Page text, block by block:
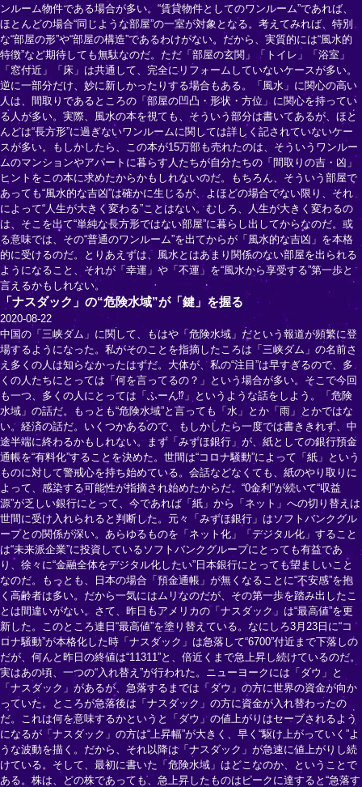
ンルーム物件である場合が多い。“賃貸物件としてのワンルーム”であれば、
ほとんどの場合“同じような部屋”の一室が対象となる。考えてみれば、特別
な“部屋の形”や“部屋の構造”であるわけがない。だから、実質的には“風水的
特徴”など期待しても無駄なのだ。ただ「部屋の玄関」「トイレ」「浴室」
「窓付近」「床」は共通して、完全にリフォームしていないケースが多い。
逆に一部分だけ、妙に新しかったりする場合もある。「風水」に関心の高い
人は、間取りであるところの「部屋の凹凸・形状・方位」に関心を持ってい
る人が多い。実際、風水の本を視ても、そういう部分は書いてあるが、ほと
んどは“長方形”に過ぎないワンルームに関しては詳しく記されていないケー
スが多い。もしかしたら、この本が15万部も売れたのは、そういうワンルー
ムのマンションやアパートに暮らす人たちが自分たちの「間取りの吉・凶」
ヒントをこの本に求めたからかもしれないのだ。もちろん、そういう部屋で
あっても“風水的な吉凶”は確かに生じるが、よほどの場合でない限り、それ
によって“人生が大きく変わる”ことはない。むしろ、人生が大きく変わるの
は、そこを出て“単純な長方形ではない部屋”に暮らし出してからなのだ。或
る意味では、その“普通のワンルーム”を出てからが「風水的な吉凶」を本格
的に受けるのだ。とりあえずは、風水とはあまり関係のない部屋を出られる
ようになること、それが「幸運」や「不運」を“風水から享受する”第一歩と
言えるかもしれない。
「ナスダック」の“危険水域”が「鍵」を握る
2020-08-22
中国の「三峡ダム」に関して、もはや「危険水域」だという報道が頻繁に登
場するようになった。私がそのことを指摘したころは「三峡ダム」の名前さ
え多くの人は知らなかったはずだ。大体が、私の“注目”は早すぎるので、多
くの人たちにとっては「何を言ってるの？」という場合が多い。そこで今回
も一つ、多くの人にとっては「ふーん⁉」というような話をしよう。「危険
水域」の話だ。もっとも“危険水域”と言っても「水」とか「雨」とかではな
い。経済の話だ。いくつかあるので、もしかしたら一度では書ききれず、中
途半端に終わるかもしれない。まず「みずほ銀行」が、紙としての銀行預金
通帳を“有料化”することを決めた。世間は“コロナ騒動”によって「紙」という
ものに対して警戒心を持ち始めている。会話などなくても、紙のやり取りに
よって、感染する可能性が指摘され始めたからだ。“0金利”が続いて“収益
源”が乏しい銀行にとって、今であれば「紙」から「ネット」への切り替えは
世間に受け入れられると判断した。元々「みずほ銀行」はソフトバンクグル
ープとの関係が深い。あらゆるものを「ネット化」「デジタル化」すること
は“未来派企業”に投資しているソフトバンクグループにとっても有益であ
り、徐々に“金融全体をデジタル化したい”日本銀行にとっても望ましいこと
なのだ。もっとも、日本の場合「預金通帳」が無くなることに“不安感”を抱
く高齢者は多い。だから一気にはムリなのだが、その第一歩を踏み出したこ
とは間違いがない。さて、昨日もアメリカの「ナスダック」は“最高値”を更
新した。このところ連日“最高値”を塗り替えている。なにしろ3月23日に“コ
ロナ騒動”が本格化した時「ナスダック」は急落して“6700”付近まで下落しの
だが、何んと昨日の終値は“11311”と、倍近くまで急上昇し続けているのだ。
実はあの頃、一つの“入れ替え”が行われた。ニューヨークには「ダウ」と
「ナスダック」があるが、急落するまでは「ダウ」の方に世界の資金が向か
っていた。ところが急落後は「ナスダック」の方に資金が入れ替わったの
だ。これは何を意味するかというと「ダウ」の値上がりはセーブされるよう
になるが「ナスダック」の方は“上昇幅”が大きく、早く“駆け上がっていく”よ
うな波動を描く。だから、それ以降は「ナスダック」が急速に値上がりし続
けている。そして、最初に書いた「危険水域」はどこなのか、ということで
ある。株は、どの株であっても、急上昇したものはピークに達すると“急落す